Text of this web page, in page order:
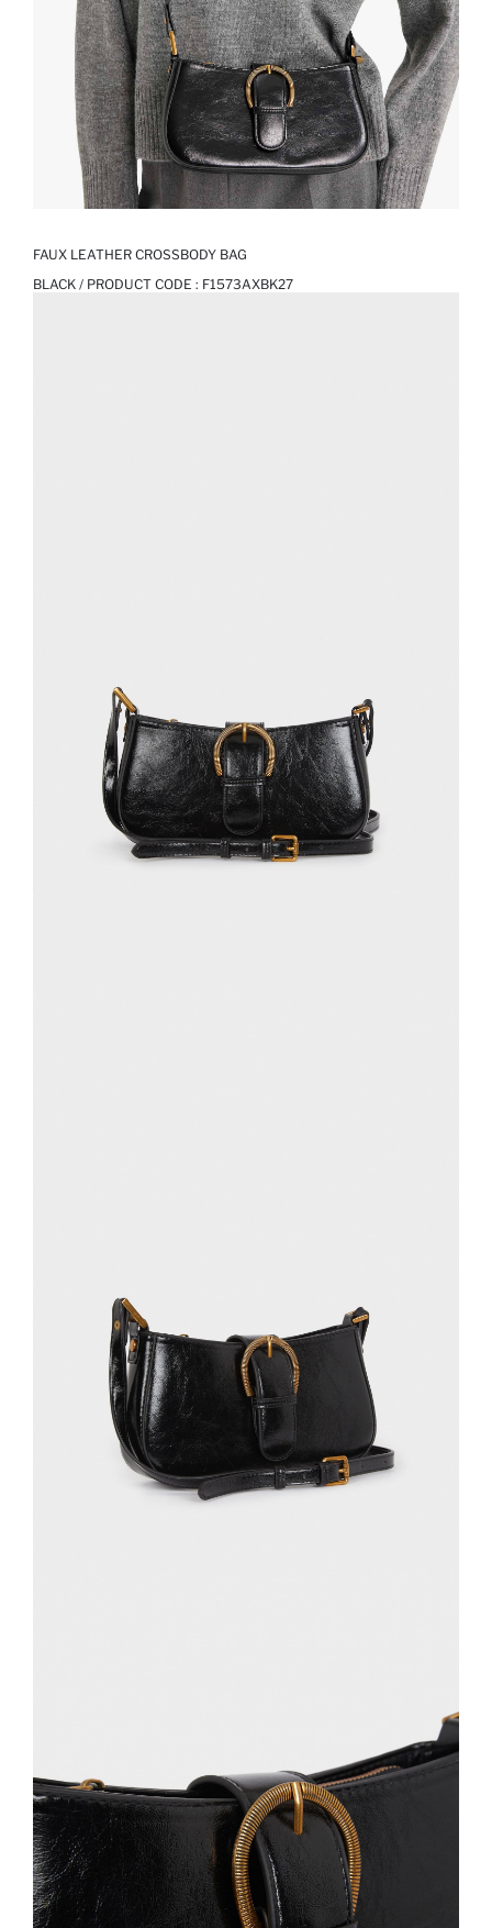
FAUX LEATHER CROSSBODY BAG
BLACK / PRODUCT CODE : F1573AXBK27